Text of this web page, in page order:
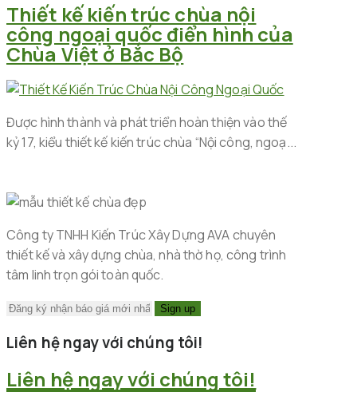
Thiết kế kiến trúc chùa nội
công ngoại quốc điển hình của
Chùa Việt ở Bắc Bộ
Được hình thành và phát triển hoàn thiện vào thế
kỷ 17, kiểu thiết kế kiến trúc chùa “Nội công, ngoạ...
Công ty TNHH Kiến Trúc Xây Dựng AVA chuyên
thiết kế và xây dựng chùa, nhà thờ họ, công trình
tâm linh trọn gói toàn quốc.
Liên hệ ngay với chúng tôi!
Liên hệ ngay với chúng tôi!